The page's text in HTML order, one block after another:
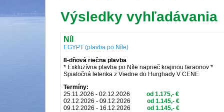
Výsledky vyhľadávania
Níl
EGYPT (plavba po Níle)
8-dňová riečna plavba
* Exkluzívna plavba po Níle naprieč krajinou faraonov *
Spiatočná letenka z Viedne do Hurghady V CENE
Termíny:
25.11.2026 - 02.12.2026
od 1.175,- €
02.12.2026 - 09.12.2026
od 1.145,- €
09.12.2026 - 16.12.2026
od 1.145,- €